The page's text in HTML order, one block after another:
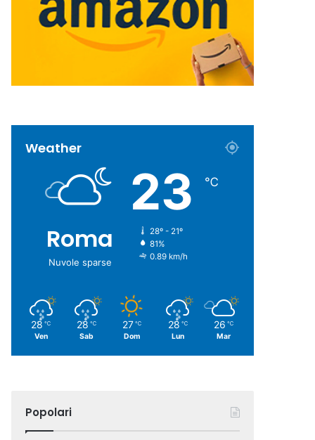
Weather
Roma
Nuvole sparse
23 ℃
28º - 21º
81%
0.89 km/h
28 ℃
Ven
28 ℃
Sab
27 ℃
Dom
28 ℃
Lun
26 ℃
Mar
Popolari